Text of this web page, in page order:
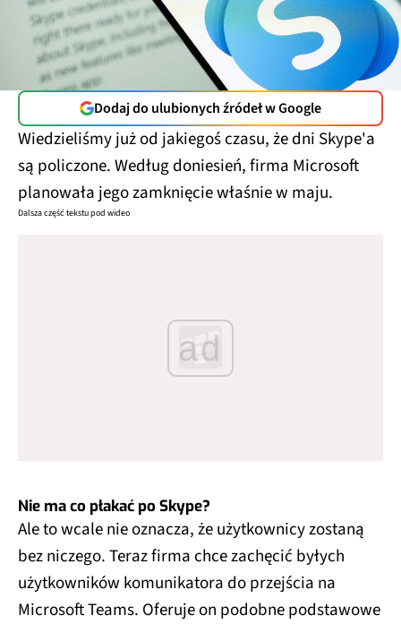
Dodaj do ulubionych źródeł w Google
Wiedzieliśmy już od jakiegoś czasu, że dni Skype'a
są policzone. Według doniesień, firma Microsoft
planowała jego zamknięcie właśnie w maju.
Dalsza część tekstu pod wideo
ad
Nie ma co płakać po Skype?
Ale to wcale nie oznacza, że użytkownicy zostaną
bez niczego. Teraz firma chce zachęcić byłych
użytkowników komunikatora do przejścia na
Microsoft Teams. Oferuje on podobne podstawowe